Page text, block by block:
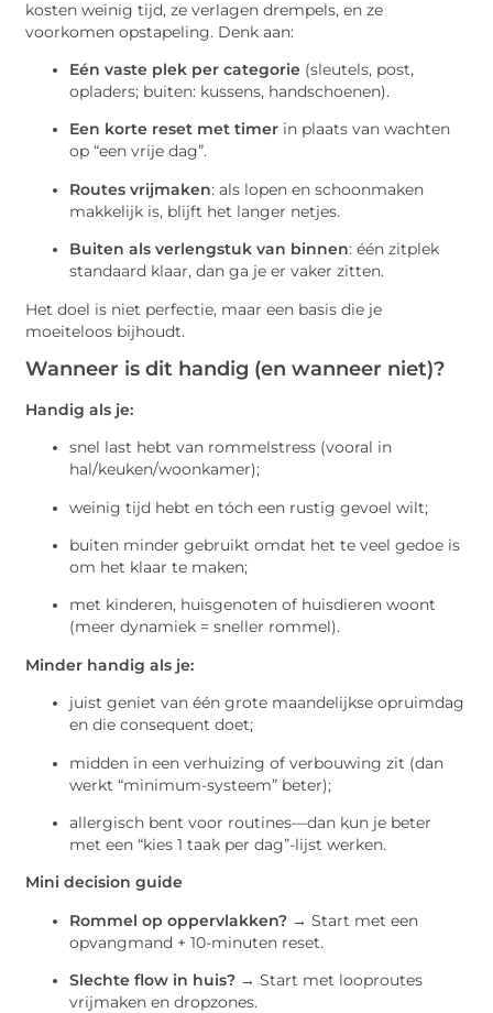
kosten weinig tijd, ze verlagen drempels, en ze
voorkomen opstapeling. Denk aan:
Eén vaste plek per categorie (sleutels, post,
opladers; buiten: kussens, handschoenen).
Een korte reset met timer in plaats van wachten
op “een vrije dag”.
Routes vrijmaken: als lopen en schoonmaken
makkelijk is, blijft het langer netjes.
Buiten als verlengstuk van binnen: één zitplek
standaard klaar, dan ga je er vaker zitten.
Het doel is niet perfectie, maar een basis die je
moeiteloos bijhoudt.
Wanneer is dit handig (en wanneer niet)?
Handig als je:
snel last hebt van rommelstress (vooral in
hal/keuken/woonkamer);
weinig tijd hebt en tóch een rustig gevoel wilt;
buiten minder gebruikt omdat het te veel gedoe is
om het klaar te maken;
met kinderen, huisgenoten of huisdieren woont
(meer dynamiek = sneller rommel).
Minder handig als je:
juist geniet van één grote maandelijkse opruimdag
en die consequent doet;
midden in een verhuizing of verbouwing zit (dan
werkt “minimum-systeem” beter);
allergisch bent voor routines—dan kun je beter
met een “kies 1 taak per dag”-lijst werken.
Mini decision guide
Rommel op oppervlakken? → Start met een
opvangmand + 10-minuten reset.
Slechte flow in huis? → Start met looproutes
vrijmaken en dropzones.